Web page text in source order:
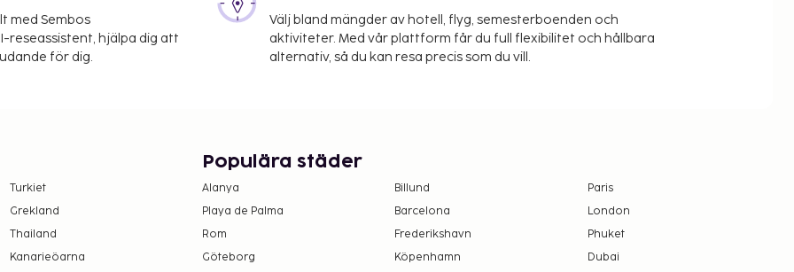
på boendet –
att avgifter och
kan komma att
med Sembos
reseassistent, hjälpa dig att
för dig.
Välj bland mängder av hotell, flyg, semesterboenden och
aktiviteter. Med vår plattform får du full flexibilitet och hållbara
alternativ, så du kan resa precis som du vill.
Turkiet
Grekland
Thailand
Kanarieöarna
Populära städer
Alanya Billund
Paris
Playa de Palma
Barcelona
London
Rom
Frederikshavn
Phuket
Göteborg
Köpenhamn
Dubai